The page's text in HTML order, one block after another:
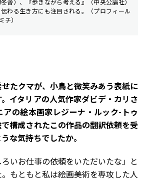
舎）、『歩きながら考える』（中央公論社）
わる生き方にも注目される。（プロフィール
）
せたクマが、小鳥と微笑みあう表紙に
イタリアの人気作家ダビデ・カリさ
アの絵本画家レジーナ・ルック-トゥ
構成されたこの作品の翻訳依頼を受
な気持ちでしたか。
いお仕事の依頼をいただいたな」と
もともと私は絵画美術を専攻した人